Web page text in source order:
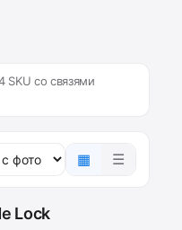
SKU со связями
▦ ☰
Lock